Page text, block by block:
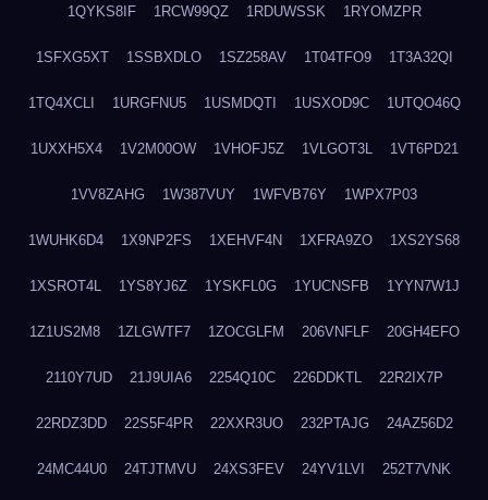
1QYKS8IF 1RCW99QZ 1RDUWSSK 1RYOMZPR
1SFXG5XT 1SSBXDLO 1SZ258AV 1T04TFO9 1T3A32QI
1TQ4XCLI 1URGFNU5 1USMDQTI 1USXOD9C 1UTQO46Q
1UXXH5X4 1V2M00OW 1VHOFJ5Z 1VLGOT3L 1VT6PD21
1VV8ZAHG 1W387VUY 1WFVB76Y 1WPX7P03
1WUHK6D4 1X9NP2FS 1XEHVF4N 1XFRA9ZO 1XS2YS68
1XSROT4L 1YS8YJ6Z 1YSKFL0G 1YUCNSFB 1YYN7W1J
1Z1US2M8 1ZLGWTF7 1ZOCGLFM 206VNFLF 20GH4EFO
2110Y7UD 21J9UIA6 2254Q10C 226DDKTL 22R2IX7P
22RDZ3DD 22S5F4PR 22XXR3UO 232PTAJG 24AZ56D2
24MC44U0 24TJTMVU 24XS3FEV 24YV1LVI 252T7VNK